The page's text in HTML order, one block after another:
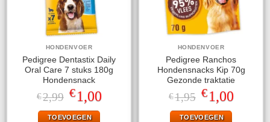
HONDENVOER
Pedigree Dentastix Daily
Oral Care 7 stuks 180g
Hondensnack
€2,99 Oorspronkelijke
prijs
was:
€2,99.
€1,00Huidige
prijs
is:
€1,00.
TOEVOEGEN
HONDENVOER
Pedigree Ranchos
Hondensnacks Kip 70g
Gezonde traktatie
€1,95 Oorspronkelijke
prijs
was:
€1,95.
€1,00Huidige
prijs
is:
€1,00.
TOEVOEGEN